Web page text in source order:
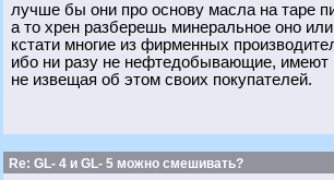
лучше бы они про основу масла на таре
а то хрен разберешь минеральное оно
кстати многие из фирменных
ибо ни разу не нефтедобывающие, имеют
не извещая об этом своих покупателей.
Re: GL- 4 и GL- 5 можно смешивать?